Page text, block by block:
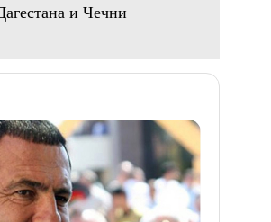
и Чечни